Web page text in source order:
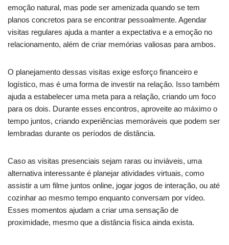
emoção natural, mas pode ser amenizada quando se tem
planos concretos para se encontrar pessoalmente. Agendar
visitas regulares ajuda a manter a expectativa e a emoção no
relacionamento, além de criar memórias valiosas para ambos.
O planejamento dessas visitas exige esforço financeiro e
logístico, mas é uma forma de investir na relação. Isso também
ajuda a estabelecer uma meta para a relação, criando um foco
para os dois. Durante esses encontros, aproveite ao máximo o
tempo juntos, criando experiências memoráveis que podem ser
lembradas durante os períodos de distância.
Caso as visitas presenciais sejam raras ou inviáveis, uma
alternativa interessante é planejar atividades virtuais, como
assistir a um filme juntos online, jogar jogos de interação, ou até
cozinhar ao mesmo tempo enquanto conversam por vídeo.
Esses momentos ajudam a criar uma sensação de
proximidade, mesmo que a distância física ainda exista.